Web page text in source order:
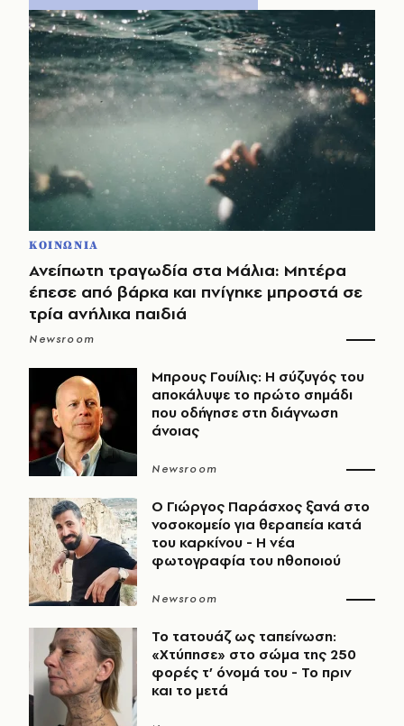
ΚΟΙΝΩΝΙΑ
Ανείπωτη τραγωδία στα Μάλια: Μητέρα
έπεσε από βάρκα και πνίγηκε μπροστά σε
τρία ανήλικα παιδιά
Newsroom
Μπρους Γουίλις: Η σύζυγός του
αποκάλυψε το πρώτο σημάδι
που οδήγησε στη διάγνωση
άνοιας
Newsroom
O Γιώργος Παράσχος ξανά στο
νοσοκομείο για θεραπεία κατά
του καρκίνου - Η νέα
φωτογραφία του ηθοποιού
Newsroom
Το τατουάζ ως ταπείνωση:
«Χτύπησε» στο σώμα της 250
φορές τ’ όνομά του - Το πριν
και το μετά